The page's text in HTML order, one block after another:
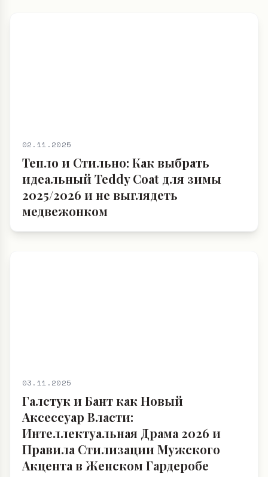
02.11.2025
Тепло и Стильно: Как выбрать
идеальный Teddy Coat для зимы
2025/2026 и не выглядеть
медвежонком
03.11.2025
Галстук и Бант как Новый
Аксессуар Власти:
Интеллектуальная Драма 2026 и
Правила Стилизации Мужского
Акцента в Женском Гардеробе